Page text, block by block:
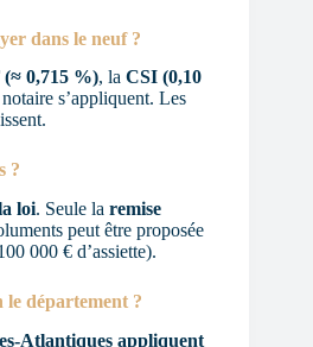
dans le neuf ?
(≈ 0,715 %), la CSI (0,10
s’appliquent. Les
?
loi. Seule la remise
peut être proposée
000 € d’assiette).
le département ?
Atlantiques appliquent